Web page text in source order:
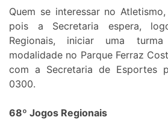
Quem se interessar no
pois a Secretaria espera,
Regionais, iniciar uma
modalidade no Parque Ferraz
com a Secretaria de Esportes
0300.
68º Jogos Regionais